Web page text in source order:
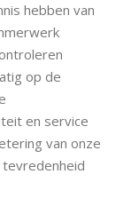
hebben van
op de
en service
van onze